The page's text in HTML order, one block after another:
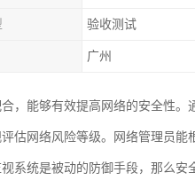
验收测试
广州
，能够有效提高网络的安全性。
估网络风险等级。网络管理员能
系统是被动的防御手段，那么安